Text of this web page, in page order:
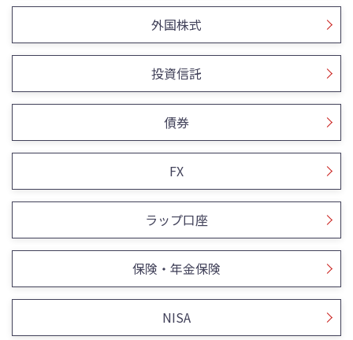
外国株式
投資信託
債券
FX
ラップ口座
保険・年金保険
NISA